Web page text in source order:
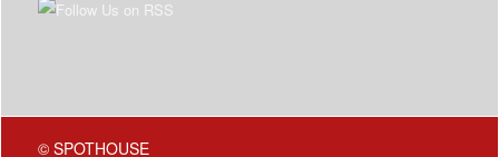
© SPOTHOUSE